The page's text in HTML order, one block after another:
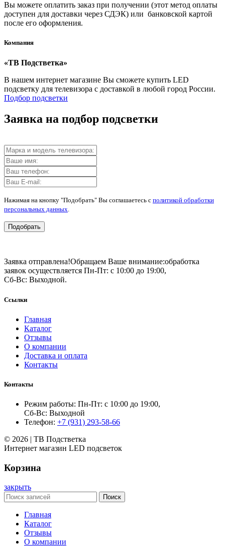
Вы можете оплатить заказ при получении (этот метод оплаты
доступен для доставки через СДЭК) или банковской картой
после его оформления.
Компания
«ТВ Подстветка»
В нашем интернет магазине Вы сможете купить LED
подсветку для телевизора с доставкой в любой город России.
Подбор подсветки
Заявка на подбор подсветки
Нажимая на кнопку "Подобрать" Вы соглашаетесь с политикой обработки
персональных данных.
Подобрать
Заявка отправлена!Обращаем Ваше внимание:обработка
заявок осуществляется Пн-Пт: с 10:00 до 19:00,
Сб-Вс: Выходной.
Ссылки
Главная
Каталог
Отзывы
О компании
Доставка и оплата
Контакты
Контакты
Режим работы: Пн-Пт: с 10:00 до 19:00,
Сб-Вс: Выходной
Телефон: +7 (931) 293-58-66
© 2026 | ТВ Подстветка
Интернет магазин LED подсветок
Корзина
закрыть
Поиск
Главная
Каталог
Отзывы
О компании